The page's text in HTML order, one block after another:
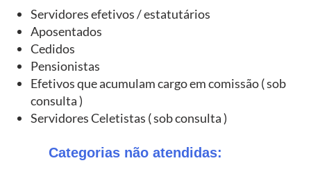
Servidores efetivos / estatutários
Aposentados
Cedidos
Pensionistas
Efetivos que acumulam cargo em comissão ( sob
consulta )
Servidores Celetistas ( sob consulta )
Categorias não atendidas: